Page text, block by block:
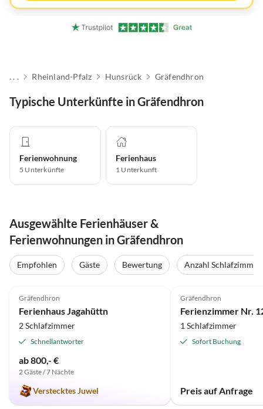
. . . Rheinland-Pfalz Hunsrück Gräfendhron
Typische Unterkünfte in Gräfendhron
Ferienwohnung
5 Unterkünfte
Ferienhaus
1 Unterkunft
Ausgewählte Ferienhäuser &
Ferienwohnungen in Gräfendhron
Empfohlen Gäste Bewertung
Anzahl Schlafzimmer
Gräfendhron
Ferienhaus Jagahüttn
2 Schlafzimmer
Schnellantworter
ab 800,- €
2 Gäste / 7 Nächte
Verstecktes Juwel
Gräfendhron
1 Schlafzimmer
Sofort Buchung
Preis auf Anfrage